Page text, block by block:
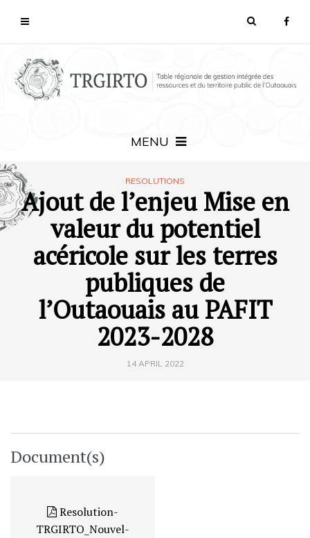
MENU
RESOLUTIONS
Ajout de l’enjeu Mise en
valeur du potentiel
acéricole sur les terres
publiques de
l’Outaouais au PAFIT
2023-2028
14 APRIL 2022
Document(s)
Resolution-
TRGIRTO_Nouvel-